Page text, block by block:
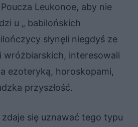
Leukonoe, aby nie
u „ babilońskich
słynęli niegdyś ze
wróżbiarskich, interesowali
ezoteryką, horoskopami,
przyszłość.
się uznawać tego typu